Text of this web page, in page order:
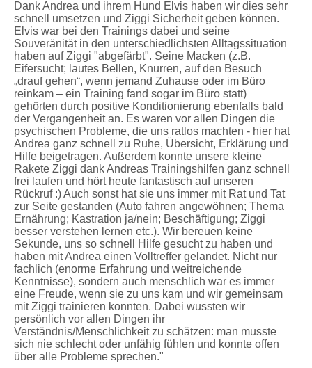
Dank Andrea und ihrem Hund Elvis haben wir dies sehr
schnell umsetzen und Ziggi Sicherheit geben können.
Elvis war bei den Trainings dabei und seine
Souveränität in den unterschiedlichsten Alltagssituation
haben auf Ziggi "abgefärbt". Seine Macken (z.B.
Eifersucht; lautes Bellen, Knurren, auf den Besuch
„drauf gehen“, wenn jemand Zuhause oder im Büro
reinkam – ein Training fand sogar im Büro statt)
gehörten durch positive Konditionierung ebenfalls bald
der Vergangenheit an. Es waren vor allen Dingen die
psychischen Probleme, die uns ratlos machten - hier hat
Andrea ganz schnell zu Ruhe, Übersicht, Erklärung und
Hilfe beigetragen. Außerdem konnte unsere kleine
Rakete Ziggi dank Andreas Trainingshilfen ganz schnell
frei laufen und hört heute fantastisch auf unseren
Rückruf :) Auch sonst hat sie uns immer mit Rat und Tat
zur Seite gestanden (Auto fahren angewöhnen; Thema
Ernährung; Kastration ja/nein; Beschäftigung; Ziggi
besser verstehen lernen etc.). Wir bereuen keine
Sekunde, uns so schnell Hilfe gesucht zu haben und
haben mit Andrea einen Volltreffer gelandet. Nicht nur
fachlich (enorme Erfahrung und weitreichende
Kenntnisse), sondern auch menschlich war es immer
eine Freude, wenn sie zu uns kam und wir gemeinsam
mit Ziggi trainieren konnten. Dabei wussten wir
persönlich vor allen Dingen ihr
Verständnis/Menschlichkeit zu schätzen: man musste
sich nie schlecht oder unfähig fühlen und konnte offen
über alle Probleme sprechen."